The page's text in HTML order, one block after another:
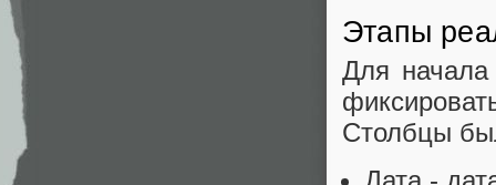
Этапы
Для начала
Столбцы